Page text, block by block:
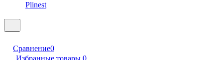
Plinest
Сравнение0
Избранные товары 0